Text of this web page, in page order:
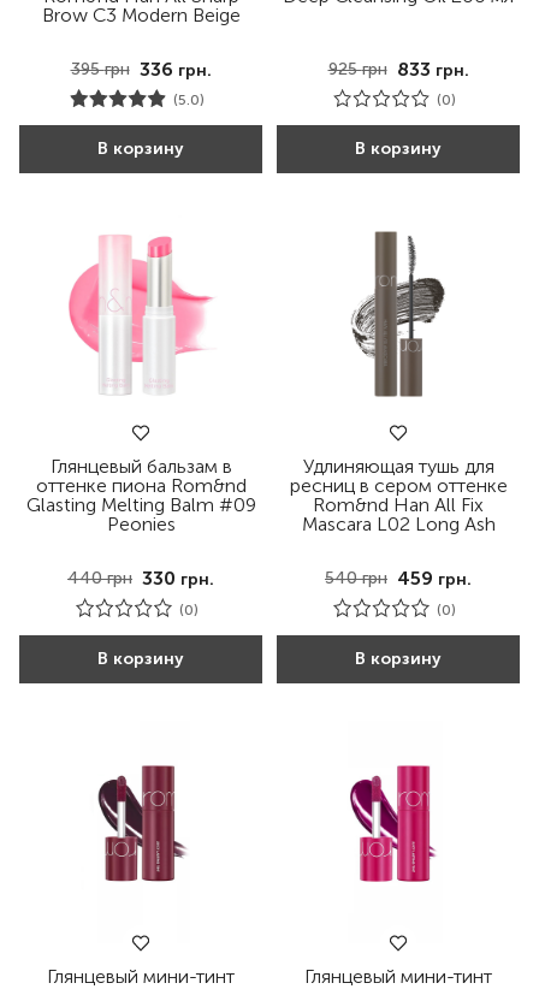
Brow C3 Modern Beige
395грн 336 грн.
(5.0)
В корзину
925грн 833 грн.
(0)
В корзину
Глянцевый бальзам в
оттенке пиона Rom&nd
Glasting Melting Balm #09
Peonies
440грн 330 грн.
(0)
В корзину
Удлиняющая тушь для
ресниц в сером оттенке
Rom&nd Han All Fix
Mascara L02 Long Ash
540грн 459 грн.
(0)
В корзину
Глянцевый мини-тинт
Глянцевый мини-тинт